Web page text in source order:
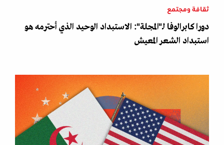
ثقافة ومجتمع
دورا كابرالوفا لـ"المجلة": الاستبداد الوحيد الذي أحترمه هو
استبداد الشعر المعيش